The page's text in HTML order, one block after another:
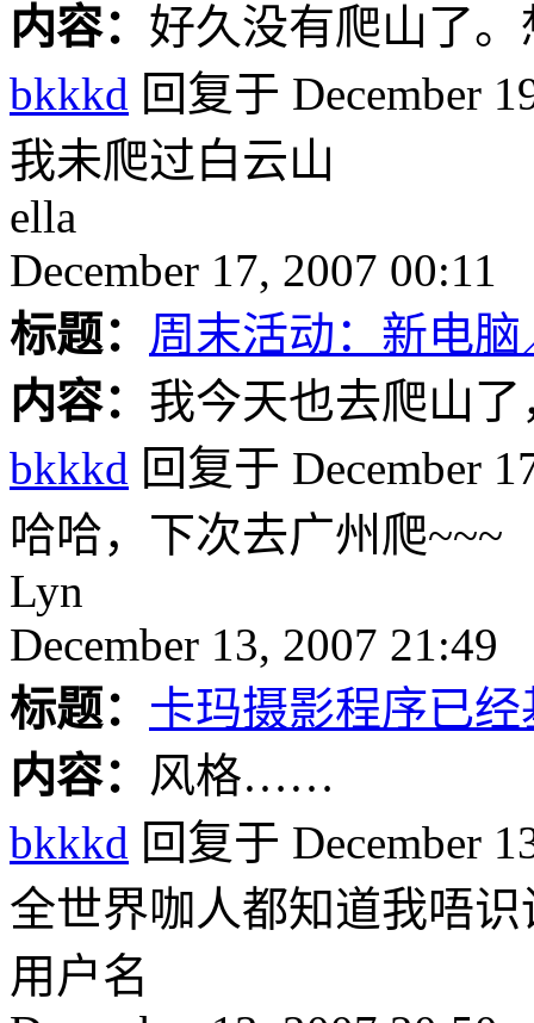
内容： 好久没有爬山了
bkkkd 回复于 December
我未爬过白云山
ella
December 17, 2007 00:11
标题： 周末活动：新电
内容： 我今天也去爬山了
bkkkd 回复于 December
哈哈，下次去广州爬~~~
Lyn
December 13, 2007 21:49
标题： 卡玛摄影程序已
内容： 风格……
bkkkd 回复于 December
全世界咖人都知道我唔
用户名